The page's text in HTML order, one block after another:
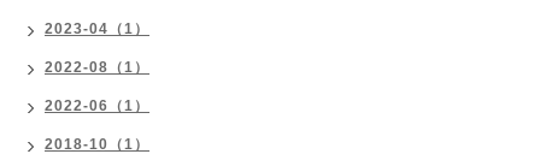
2023-04（1）
2022-08（1）
2022-06（1）
2018-10（1）